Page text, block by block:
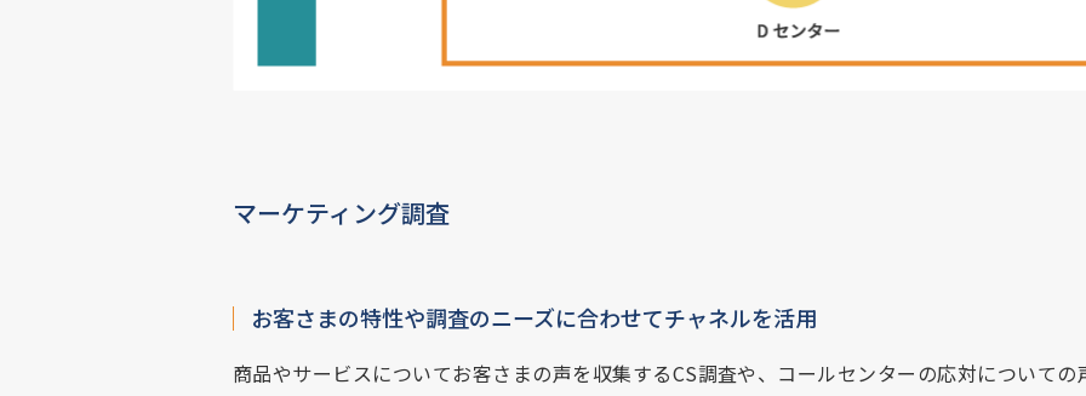
マーケティング調査
お客さまの特性や調査のニーズに合わせてチャネルを活用
商品やサービスについてお客さまの声を収集するCS調査や、コールセンターの応対について